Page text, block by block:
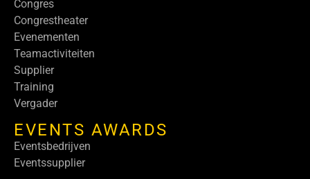
Congres
Congrestheater
Evenementen
Teamactiviteiten
Supplier
Training
Vergader
EVENTS AWARDS
Eventsbedrijven
Eventssupplier